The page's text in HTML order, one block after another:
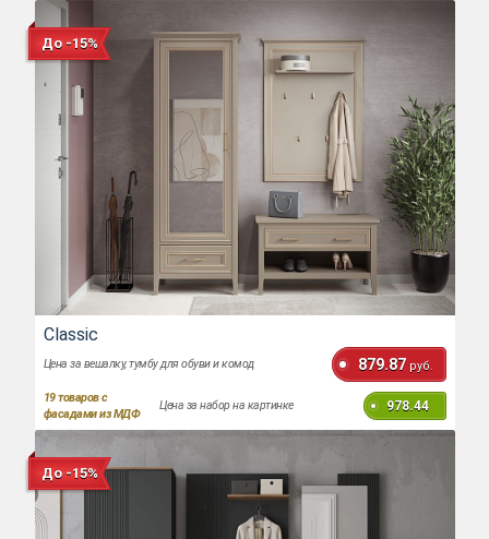
До -15%
Classic
Цена за вешалку, тумбу для обуви и комод 879.87 руб.
19товаров с
фасадами из МДФ
Цена за набор на картинке 978.44
До -15%